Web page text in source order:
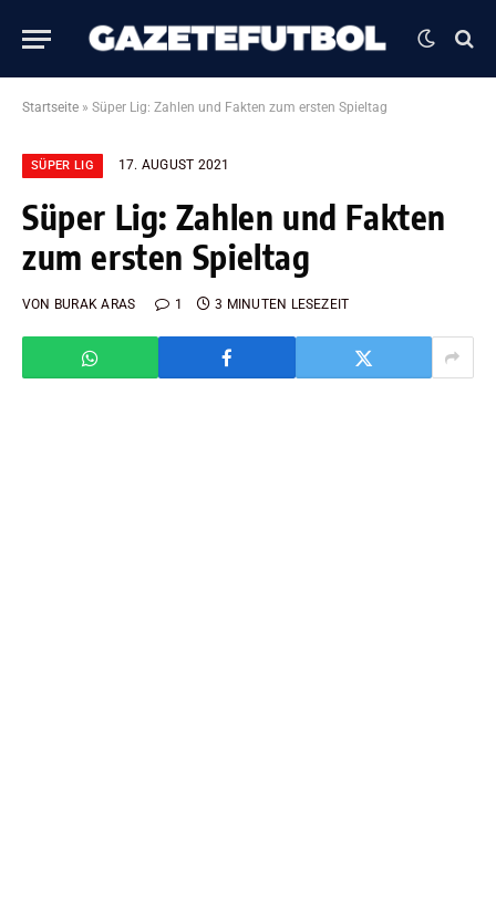
Startseite » Süper Lig: Zahlen und Fakten zum ersten Spieltag
SÜPER LIG 17. AUGUST 2021
Süper Lig: Zahlen und Fakten
zum ersten Spieltag
VON BURAK ARAS 1 3 MINUTEN LESEZEIT